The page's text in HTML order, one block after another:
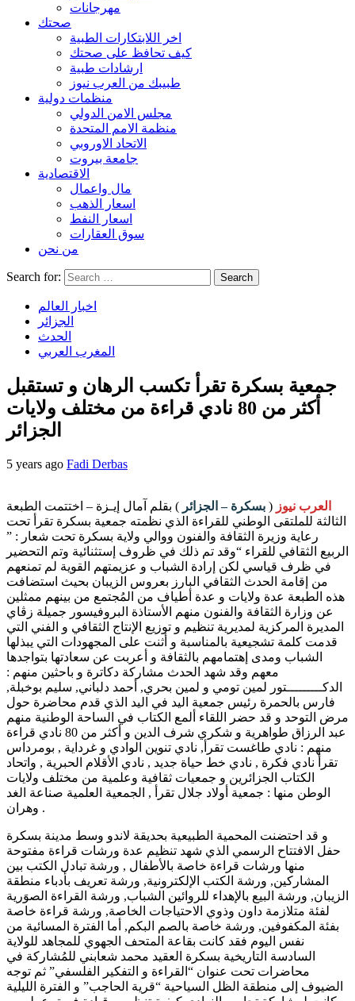
مهرجانات
صحتك
اخر اللابتكارات الطبية
كيف تحافظ على صحتك
ارشادات طبية
طبيبك من العرب نيوز
منظمات دولية
مجلس الامن الدولي
منظمة الامم المتحدة
الاتحاد الاوروبي
جامعة بيروت
الاقتصادية
مال واعمال
اسعار الذهب
اسعار النفط
سوق العقارات
من نحن
Search for:
اخبار العالم
الجزائر
الحدث
المغرب العربي
جمعية بسكرة تقرأ تكسب الرهان و تستقبل
أكثر من 80 نادي قراءة من مختلف ولايات
الجزائر
5 years ago Fadi Derbas
العرب نيوز ( بسكرة – الجزائر ) بقلم آمال إيـزة – اختتمت الطبعة
الثالثة للملتقى الوطني للقراءة الذي نظمته جمعية بسكرة تقرأ تحت
رعاية وزيرة الثقافة والفنون ووالي ولاية بسكرة تحت شعار : ”
الربيع الثقافي للقراء “وقد تم ذلك في ظروف إستثنائية وتم التحضير
في ظرف قياسي لكن إرادة الشباب و عزيمتهم القوية لم تمنعهم
من إقامة الحدث الثقافي البارز بعروس الزيبان بحيث استضافت
هذه الطبعة عدة ولايات و عدة أطياف من المُجتمع من بينهم ممثلين
عن وزارة الثقافة والفنون منهم الأستاذة البروفيسور جميلة زڤاي
المديرة المركزية لمديرية تنظيم و توزيع الإنتاج الثقافي و الفني التي
قدمت كلمة تشجيعية بالمناسبة و أثنت على المجهودات التي يبذلها
الشباب ومدى إهتمامهم بالثقافة و أعربت عن سعادتها بتواجدها
معهم وقد شهد الحدث مشاركة دكاترة و باحثين منهم :
الدكـــــــــتور لمين تومي و لمين بحري, أحمد دلباني, سليم بوخبلة,
فارس بالحمرة رئيس جمعية اليد في اليد الذي قدم محاضرة حول
مرض التوحد و قد حضر اللقاء ألمع الكتاب في الساحة الوطنية منهم
عبد الرزاق طواهرية و شكري شرف الدين و أكثر من 80 نادي قراءة
منهم : نادي طاغست تقرأ, نادي تنوين الوادي و غرداية , بومرداس
تقرأ نادي فكرة , نادي خط حياة جديد , نادي الأقلام الحبرية , واتحاد
الكتاب الجزائرين و جمعيات ثقافية وعلمية من مختلف ولايات
الوطن منها : جمعية أولاد جلال تقرأ , الجمعية العلمية صناعة الغد
وهران .
و قد احتضنت المحمية الطبيعية بحديقة لاندو وسط مدينة بسكرة
حفل الافتتاح الرسمي الذي شهد تنظيم عدة ورشات قراءة مفتوحة
منها ورشات قراءة خاصة بالأطفال , ورشة تبادل الكتب بين
المشاركين, ورشة الكتب الإلكترونية, ورشة تعريف بأدباء منطقة
الزيبان, ورشة البيع بالإهداء للروائين الشباب, ورشة القراءة الصوَرية
لفئة متلازمة داون وذوي الاحتياجات الخاصة, ورشة قراءة خاصة
بفئة المكفوفين, ورشة خاصة بالصم البكم, أما الفترة المسائية من
نفس اليوم فقد كانت بقاعة المتحف الجهوي للمجاهد للولاية
السادسة التاريخية بسكرة العقيد محمد شعابني للمُشاركة في
محاضرات تحت عنوان “القراءة و التفكير الفلسفي” ثم توجه
الضيوف إلى منطقة الظل السياحية “قرية الحاجب” و الفترة الليلية